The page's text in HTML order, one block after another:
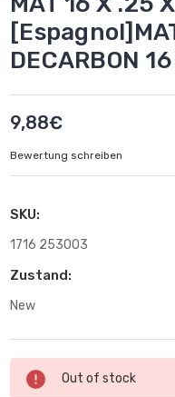
DECARBON
9,88€
Bewertung schreiben
SKU:
1716 253003
Zustand:
New
Aktueller
Lagerbestand:
Out of stock